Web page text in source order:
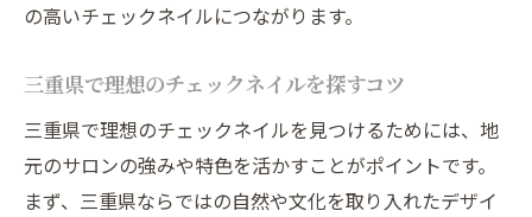
の高いチェックネイルにつながります。
三重県で理想のチェックネイルを探すコツ
三重県で理想のチェックネイルを見つけるためには、地
元のサロンの強みや特色を活かすことがポイントです。
まず、三重県ならではの自然や文化を取り入れたデザイ